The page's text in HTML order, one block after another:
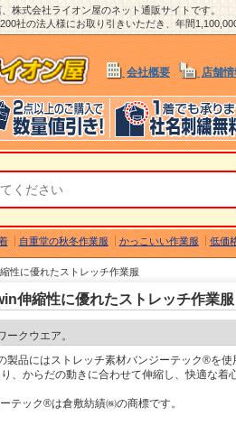
株式会社ライオン屋のネット通販サイトです。
社の法人様にお取り引きいただき、年間
会社概要 店舗
自重堂の秋冬作業服 かっこいい作業服 低価
性に優れたストレッチ作業服
伸縮性に優れたストレッチ作業服
クウエア。
品にはストレッチ素材バンジーテック®を使
、からだの動きに合わせて伸縮し、快適な着
テック®は倉敷紡績㈱の商標です。